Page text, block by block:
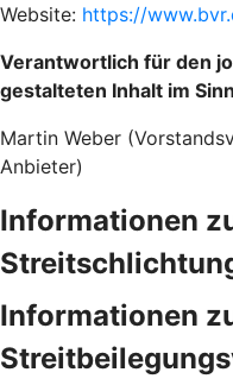
Website: https://
Verantwortlich für den
gestalteten Inhalt im
Martin Weber
Anbieter)
Informationen
Informationen